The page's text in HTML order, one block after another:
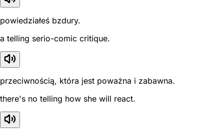
powiedziałeś bzdury.
a telling serio-comic critique.
przeciwnością, która jest poważna i zabawna.
there's no telling how she will react.